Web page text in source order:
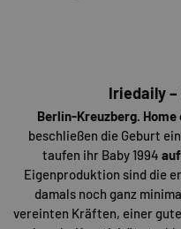
Iriedaily
Berlin-Kreuzberg.
beschließen die Geburt
taufen ihr Baby 1994
Eigenproduktion sind die
damals noch ganz
vereinten Kräften, einer